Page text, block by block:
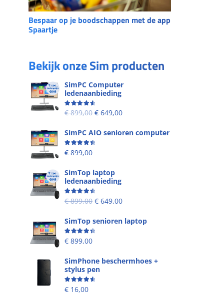
Bespaar op je boodschappen met de app
Spaartje
Bekijk onze Sim producten
SimPC Computer
ledenaanbieding
Beoordeling 4.60uit 5
€899,00 € 649,00
SimPC AIO senioren computer
Beoordeling
€ 899,00
SimTop laptop
ledenaanbieding
Beoordeling 4.53uit 5
€899,00 € 649,00
SimTop senioren laptop
Beoordeling
€ 899,00
SimPhone beschermhoes +
stylus pen
Beoordeling
€ 16,00